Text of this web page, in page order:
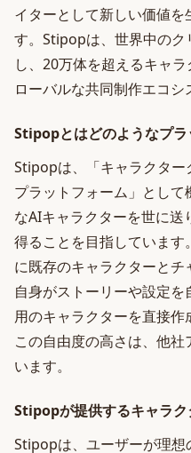
イターとして新しい価値を
す。Stipopは、世界中のク
し、20万体を超えるキャ
ローバルな共同制作エコシ
Stipopとはどのようなプラ
Stipopは、「キャラクタ
プラットフォーム」とし
なAIキャラクターを世に
得ることを目指していま
に既存のキャラクターと
自身がストーリーや設定
用のキャラクターを直接作
この自由度の高さは、他
います。
Stipopが提供するキャラク
Stipopは、ユーザーが理想